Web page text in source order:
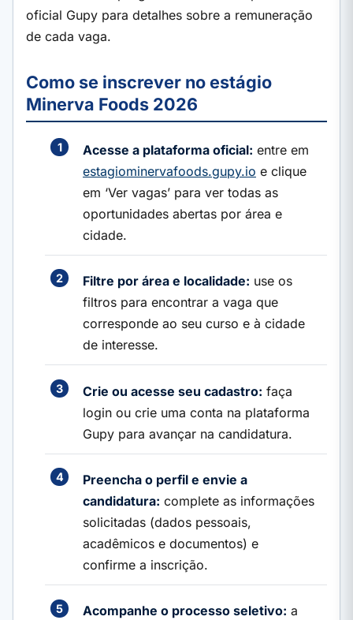
oficial Gupy para detalhes sobre a remuneração
de cada vaga.
Como se inscrever no estágio
Minerva Foods 2026
Acesse a plataforma oficial: entre em
estagiominervafoods.gupy.io e clique
em ‘Ver vagas’ para ver todas as
oportunidades abertas por área e
cidade.
Filtre por área e localidade: use os
filtros para encontrar a vaga que
corresponde ao seu curso e à cidade
de interesse.
Crie ou acesse seu cadastro: faça
login ou crie uma conta na plataforma
Gupy para avançar na candidatura.
Preencha o perfil e envie a
candidatura: complete as informações
solicitadas (dados pessoais,
acadêmicos e documentos) e
confirme a inscrição.
Acompanhe o processo seletivo: a